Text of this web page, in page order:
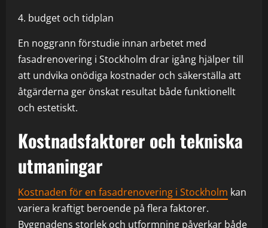
4. budget och tidplan
En noggrann förstudie innan arbetet med
fasadrenovering i Stockholm drar igång hjälper till
att undvika onödiga kostnader och säkerställa att
åtgärderna ger önskat resultat både funktionellt
och estetiskt.
Kostnadsfaktorer och tekniska
utmaningar
Kostnaden för en fasadrenovering i Stockholm kan
variera kraftigt beroende på flera faktorer.
Byggnadens storlek och utformning påverkar både